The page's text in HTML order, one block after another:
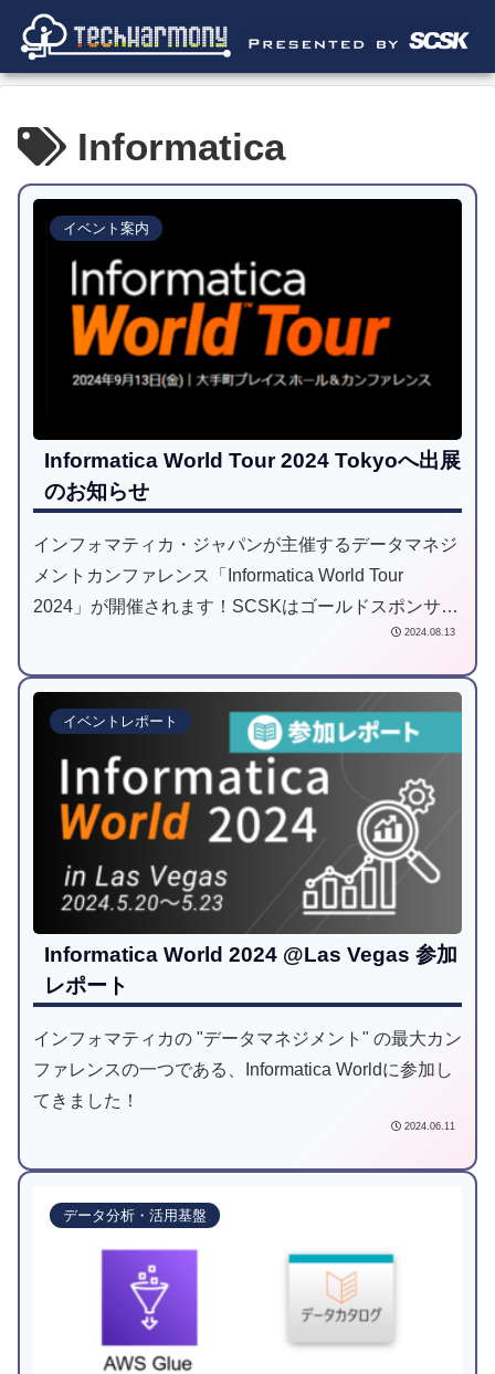
Informatica
イベント案内
Informatica World Tour 2024 Tokyoへ出展
のお知らせ
インフォマティカ・ジャパンが主催するデータマネジ
メントカンファレンス「Informatica World Tour
2024」が開催されます！SCSKはゴールドスポンサー
として出展し、ミニセッションでの登壇、ブース出展
2024.08.13
イベントレポート
Informatica World 2024 @Las Vegas 参加
レポート
インフォマティカの "データマネジメント" の最大カン
ファレンスの一つである、Informatica Worldに参加し
てきました！
2024.06.11
データ分析・活用基盤